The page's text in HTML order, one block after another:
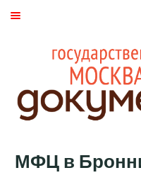
МФЦ в
СТАТЬИ
БАСМАННЫЙ РАЙОН